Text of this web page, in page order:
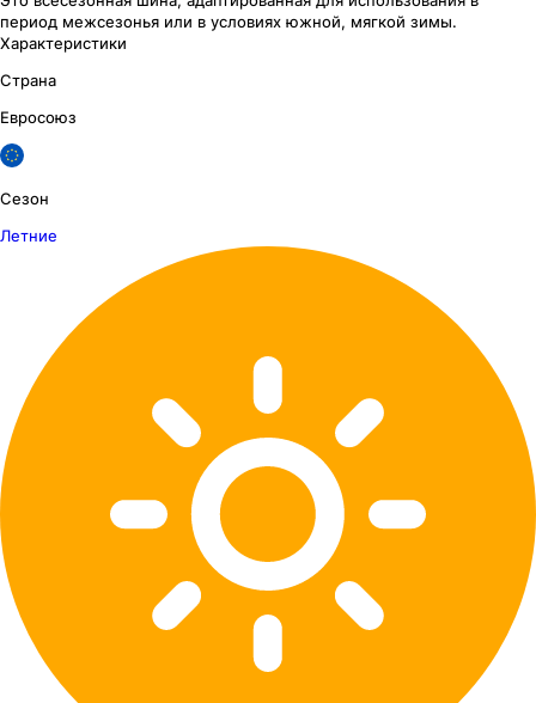
период межсезонья или в условиях южной, мягкой зимы.
Характеристики
Страна
Евросоюз
Сезон
Летние